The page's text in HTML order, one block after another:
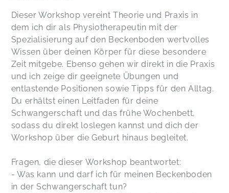
Dieser Workshop vereint Theorie und Praxis in
dem ich dir als Physiotherapeutin mit der
Spezialisierung auf den Beckenboden wertvolles
Wissen über deinen Körper für diese besondere
Zeit mitgebe. Ebenso gehen wir direkt in die Praxis
und ich zeige dir geeignete Übungen und
entlastende Positionen sowie Tipps für den Alltag.
Du erhältst einen Leitfaden für deine
Schwangerschaft und das frühe Wochenbett,
sodass du direkt loslegen kannst und dich der
Workshop über die Geburt hinaus begleitet.
Fragen, die dieser Workshop beantwortet:
- Was kann und darf ich für meinen Beckenboden
in der Schwangerschaft tun?